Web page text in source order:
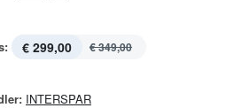
€ 299,00 € 349,00
INTERSPAR